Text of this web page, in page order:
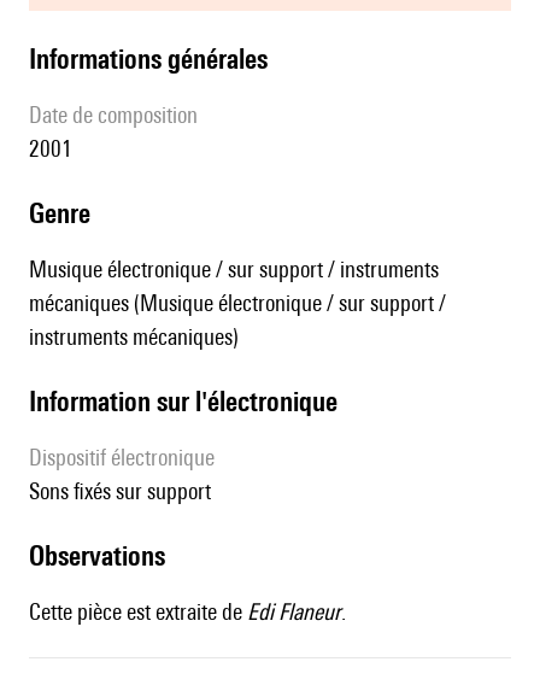
informations générales
date de composition
2001
genre
Musique électronique / sur support / instruments
mécaniques (Musique électronique / sur support /
instruments mécaniques)
Information sur l'électronique
Dispositif électronique
sons fixés sur support
observations
Cette pièce est extraite de Edi Flaneur.